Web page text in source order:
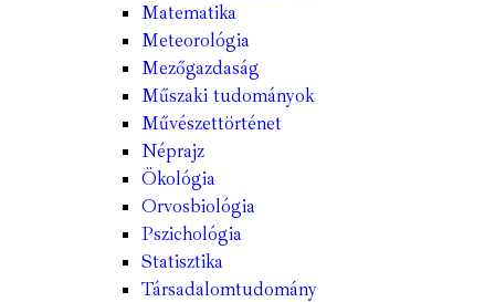
Matematika
Meteorológia
Mezőgazdaság
Műszaki tudományok
Művészettörténet
Néprajz
Ökológia
Orvosbiológia
Pszichológia
Statisztika
Társadalomtudomány